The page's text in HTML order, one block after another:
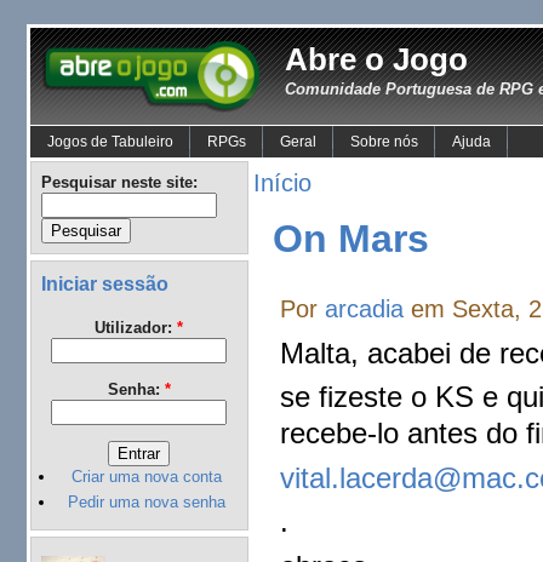
Abre o Jogo
Comunidade Portuguesa de RPG
Jogos de Tabuleiro RPGs Geral Sobre nós Ajuda
Pesquisar neste site:
Iniciar sessão
Utilizador: *
Senha: *
Criar uma nova conta
Pedir uma nova senha
Início
On Mars
Porarcadia em Sexta,
Malta, acabei de
se fizeste o KS e
recebe-lo antes do
.